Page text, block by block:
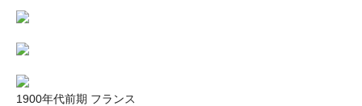
1900年代前期 フランス